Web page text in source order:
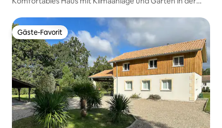
Gäste-Favorit
Gäste-Favorit